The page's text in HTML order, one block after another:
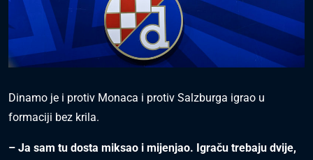
Dinamo je i protiv Monaca i protiv Salzburga igrao u
formaciji bez krila.
– Ja sam tu dosta miksao i mijenjao. Igraču trebaju dvije,